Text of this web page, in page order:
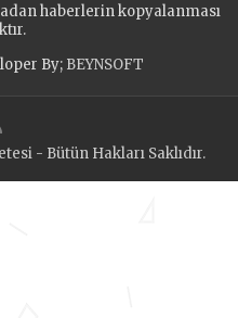
haberlerin kopyalanması
By; BEYNSOFT
- Bütün Hakları Saklıdır.